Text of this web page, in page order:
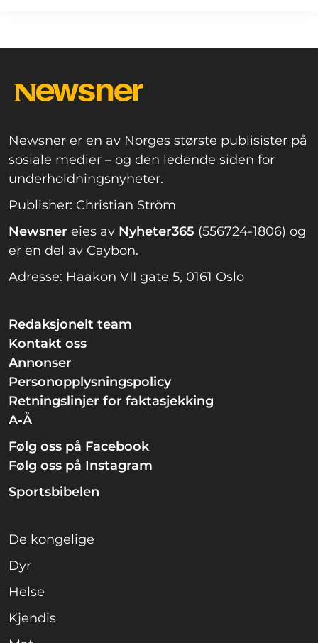
Newsner er en av Norges største publisister på
sosiale medier – og den ledende siden for
underholdningsnyheter.
Publisher: Christian Ström
Newsner eies av Nyheter365 (556724-1806) og
er en del av Caybon.
Adresse: Haakon VII gate 5, 0161 Oslo
Redaksjonelt team
Kontakt oss
Annonser
Personopplysningspolicy
Retningslinjer for faktasjekking
A-Å
Følg oss på Facebook
Følg oss på Instagram
Sportsbibelen
De kongelige
Dyr
Helse
Kjendis